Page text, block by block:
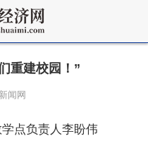
重建校园！”
闻网
点负责人李盼伟